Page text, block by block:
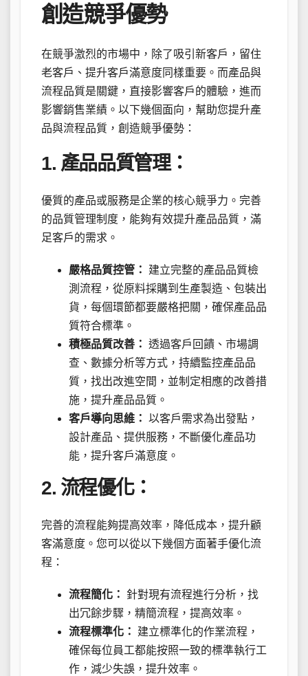
創造競爭優勢
在競爭激烈的市場中，除了吸引新客戶，留住
老客戶、提升客戶滿意度同樣重要。而產品與
流程品質是關鍵，直接影響客戶的體驗，進而
影響銷售業績。以下幾個面向，幫助您提升產
品與流程品質，創造競爭優勢：
1. 產品品質管理：
優質的產品或服務是企業的核心競爭力。完善
的品質管理制度，能夠有效提升產品品質，滿
足客戶的需求。
嚴格品質控管：
建立完整的產品品質檢
測流程，從原料採購到生產製造、包裝出
貨，每個環節都要嚴格把關，確保產品品
質符合標準。
積極品質改善： 透過客戶回饋、市場調
查、數據分析等方式，持續監控產品品
質，找出改進空間，並制定相應的改善措
施，提升產品品質。
客戶導向思維： 以客戶需求為出發點，
設計產品、提供服務，不斷優化產品功
能，提升客戶滿意度。
2. 流程優化：
完善的流程能夠提高效率，降低成本，提升顧
客滿意度。您可以從以下幾個方面著手優化流
程：
流程簡化：
針對現有流程進行分析，找
出冗餘步驟，精簡流程，提高效率。
流程標準化：
建立標準化的作業流程，
確保每位員工都能按照一致的標準執行工
作，減少失誤，提升效率。